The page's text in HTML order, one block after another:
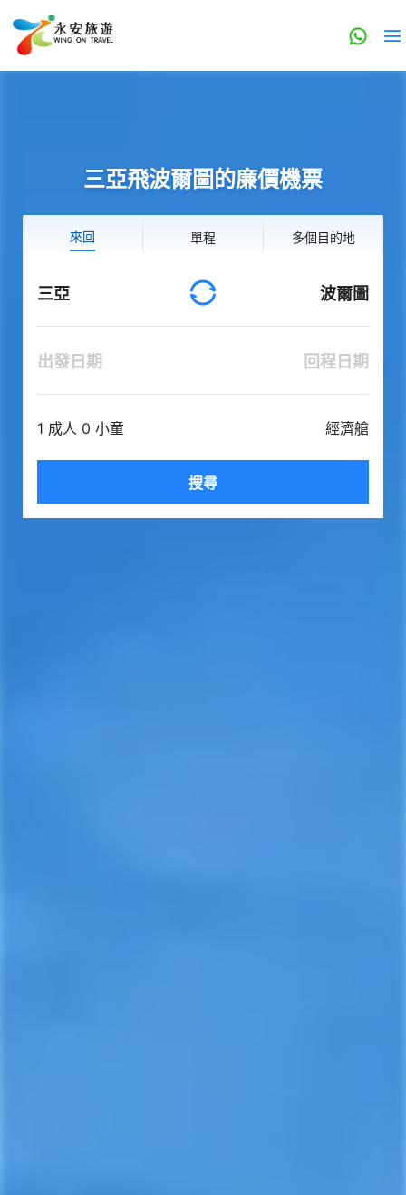
三亞飛波爾圖的廉價機票
來回 單程 多個目的地
三亞 波爾圖
出發日期 回程日期
1 成人 0 小童 經濟艙
搜尋